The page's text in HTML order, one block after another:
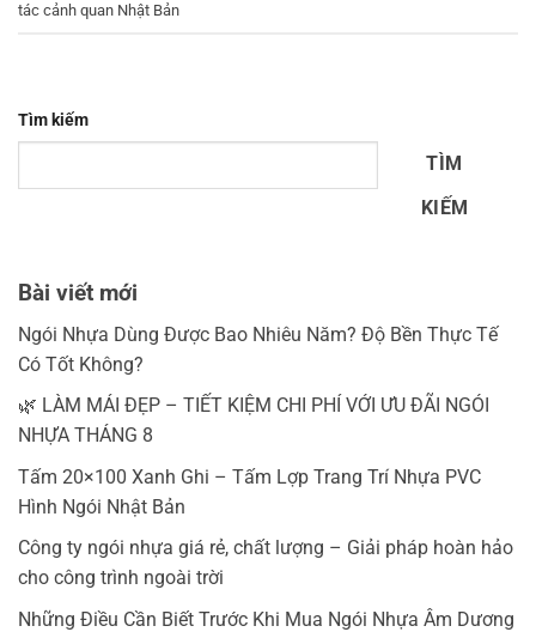
tác cảnh quan Nhật Bản
Tìm kiếm
TÌM
KIẾM
Bài viết mới
Ngói Nhựa Dùng Được Bao Nhiêu Năm? Độ Bền Thực Tế
Có Tốt Không?
🌿 LÀM MÁI ĐẸP – TIẾT KIỆM CHI PHÍ VỚI ƯU ĐÃI NGÓI
NHỰA THÁNG 8
Tấm 20×100 Xanh Ghi – Tấm Lợp Trang Trí Nhựa PVC
Hình Ngói Nhật Bản
Công ty ngói nhựa giá rẻ, chất lượng – Giải pháp hoàn hảo
cho công trình ngoài trời
Những Điều Cần Biết Trước Khi Mua Ngói Nhựa Âm Dương